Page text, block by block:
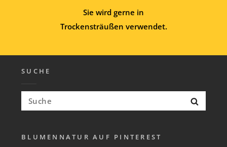
Sie wird gerne in
Trockensträußen verwendet.
SUCHE
Suchen
nach:
BLUMENNATUR AUF PINTEREST